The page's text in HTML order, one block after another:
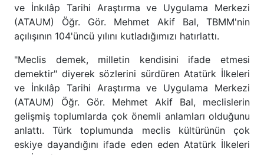
ve İnkılâp Tarihi Araştırma ve Uygulama Merkezi
(ATAUM) Öğr. Gör. Mehmet Akif Bal, TBMM'nin
açılışının 104'üncü yılını kutladığımızı hatırlattı.
"Meclis demek, milletin kendisini ifade etmesi
demektir" diyerek sözlerini sürdüren Atatürk İlkeleri
ve İnkılâp Tarihi Araştırma ve Uygulama Merkezi
(ATAUM) Öğr. Gör. Mehmet Akif Bal, meclislerin
gelişmiş toplumlarda çok önemli anlamları olduğunu
anlattı. Türk toplumunda meclis kültürünün çok
eskiye dayandığını ifade eden eden Atatürk İlkeleri